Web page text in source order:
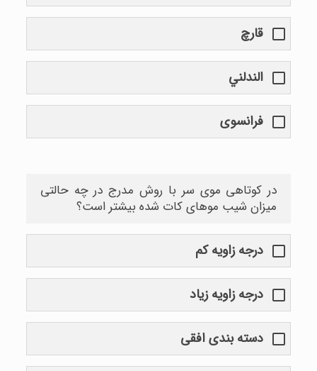
قارچ
الندلني
فرانسوی
در کوتاهی موی سر با روش مدرج در چه حالتی
میزان شیب موهای کات شده بیشتر است؟
درجه زاویه کم
درجه زاویه زیاد
دسته بندی افقی